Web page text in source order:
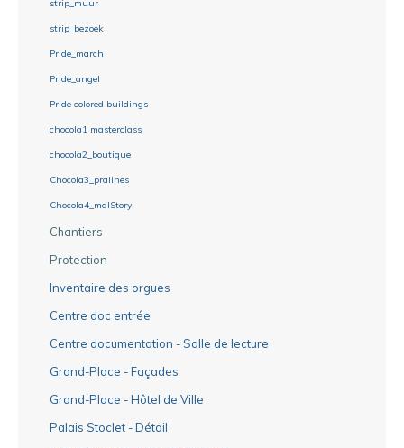
strip_muur
strip_bezoek
Pride_march
Pride_angel
Pride colored buildings
chocola1 masterclass
chocola2_boutique
Chocola3_pralines
Chocola4_malStory
Chantiers
Protection
Inventaire des orgues
Centre doc entrée
Centre documentation - Salle de lecture
Grand-Place - Façades
Grand-Place - Hôtel de Ville
Palais Stoclet - Détail